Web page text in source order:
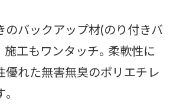
のバックアップ材(のり付きバ
施工もワンタッチ。柔軟性に
優れた無害無臭のポリエチレ